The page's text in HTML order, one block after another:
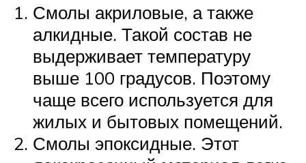
Смолы акриловые, а также
алкидные. Такой состав не
выдерживает температуру
выше 100 градусов. Поэтому
чаще всего используется для
жилых и бытовых помещений.
Смолы эпоксидные. Этот